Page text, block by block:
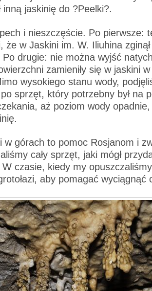
inną jaskinię do ?Peelki?.
i nieszczęście. Po pierwsze:
że w Jaskini im. W. Iliuhina
drugie: nie można wyjść
zamieniły się w jaskini
wysokiego stanu wody,
sprzęt, który potrzebny był na
aż poziom wody opadnie,
w górach to pomoc Rosjanom i
cały sprzęt, jaki mógł
czasie, kiedy my
aby pomagać wyciągnąć